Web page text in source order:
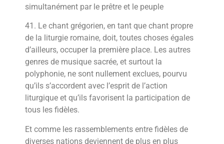
simultanément par le prêtre et le peuple
41. Le chant grégorien, en tant que chant propre
de la liturgie romaine, doit, toutes choses égales
d’ailleurs, occuper la première place. Les autres
genres de musique sacrée, et surtout la
polyphonie, ne sont nullement exclues, pourvu
qu’ils s’accordent avec l’esprit de l’action
liturgique et qu’ils favorisent la participation de
tous les fidèles.
Et comme les rassemblements entre fidèles de
diverses nations deviennent de plus en plus